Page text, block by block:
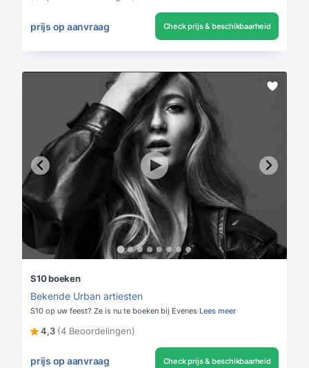
prijs op aanvraag Check prijs & beschikbaarheid
S10 boeken
Bekende Urban artiesten
S10 op uw feest? Ze is nu te boeken bij Evenes Lees meer
4,3 (4 Beoordelingen)
prijs op aanvraag Check prijs & beschikbaarheid